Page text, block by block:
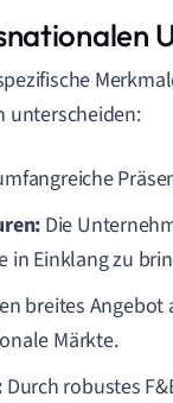
unterscheiden:
Die
in Einklang zu
breites
Märkte.
Durch robustes